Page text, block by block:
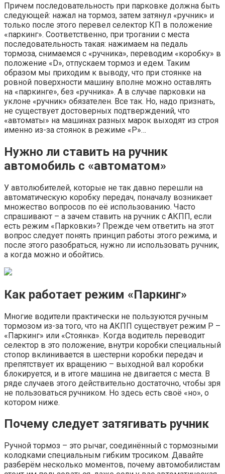
Причем последовательность при парковке должна быть
следующей: нажал на тормоз, затем затянул «ручник» и
только после этого перевел селектор КП в положение
«паркинг». Соответственно, при трогании с места
последовательность такая: нажимаем на педаль
тормоза, снимаемся с «ручника», переводим «коробку» в
положение «D», отпускаем тормоз и едем. Таким
образом мы приходим к выводу, что при стоянке на
ровной поверхности машину вполне можно оставлять
на «паркинге», без «ручника». А в случае парковки на
уклоне «ручник» обязателен. Все так. Но, надо признать,
не существует достоверных подтверждений, что
«автоматы» на машинах разных марок выходят из строя
именно из-за стоянок в режиме «Р»…
Нужно ли ставить на ручник
автомобиль с «автоматом»
У автолюбителей, которые не так давно перешли на
автоматическую коробку передач, поначалу возникает
множество вопросов по её использованию. Часто
спрашивают – а зачем ставить на ручник с АКПП, если
есть режим «Парковки»? Прежде чем ответить на этот
вопрос следует понять принцип работы этого режима, и
после этого разобраться, нужно ли использовать ручник,
а когда можно и обойтись.
Как работает режим «Паркинг»
Многие водители практически не пользуются ручным
тормозом из-за того, что на АКПП существует режим P –
«Паркинг» или «Стоянка». Когда водитель переводит
селектор в это положение, внутри коробки специальный
стопор вклинивается в шестерни коробки передач и
препятствует их вращению – выходной вал коробки
блокируется, и в итоге машина не двигается с места. В
ряде случаев этого действительно достаточно, чтобы зря
не пользоваться ручником. Но здесь есть своё «но», о
котором ниже.
Почему следует затягивать ручник
Ручной тормоз – это рычаг, соединённый с тормозными
колодками специальным гибким тросиком. Давайте
разберём несколько моментов, почему автомобилистам